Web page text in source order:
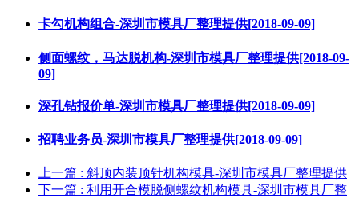
卡勾机构组合-深圳市模具厂整理提供[2018-09-09]
侧面螺纹，马达脱机构-深圳市模具厂整理提供[2018-09-
09]
深孔钻报价单-深圳市模具厂整理提供[2018-09-09]
招聘业务员-深圳市模具厂整理提供[2018-09-09]
上一篇 : 斜顶内装顶针机构模具-深圳市模具厂整理提供
下一篇 : 利用开合模脱侧螺纹机构模具-深圳市模具厂整